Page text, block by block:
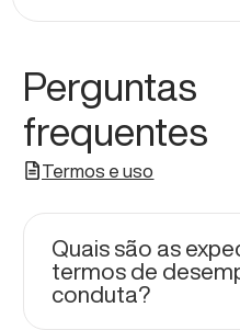
Perguntas
frequentes
Termos e uso
Quais são as
termos de
conduta?